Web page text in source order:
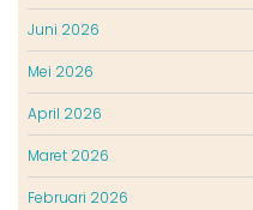
Juni 2026
Mei 2026
April 2026
Maret 2026
Februari 2026